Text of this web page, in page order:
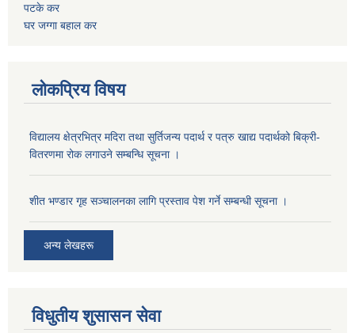
पटके कर
घर जग्गा बहाल कर
लोकप्रिय विषय
विद्यालय क्षेत्रभित्र मदिरा तथा सुर्तिजन्य पदार्थ र पत्रु खाद्य पदार्थको बिक्री-
वितरणमा रोक लगाउने सम्बन्धि सूचना ।
शीत भण्डार गृह सञ्चालनका लागि प्रस्ताव पेश गर्ने सम्बन्धी सूचना ।
अन्य लेखहरू
विधुतीय शुसासन सेवा